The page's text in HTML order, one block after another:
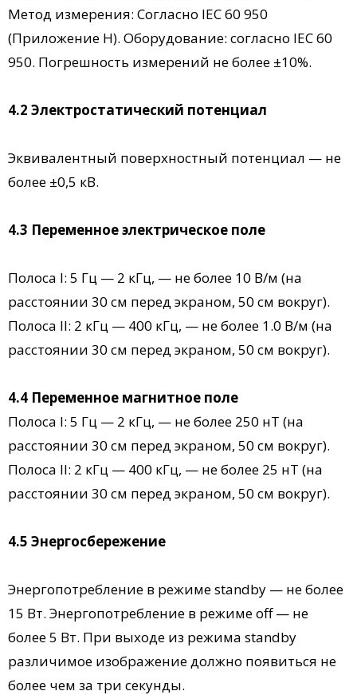
Метод измерения: Согласно IEC 60 950
(Приложение H). Оборудование: согласно IEC 60
950. Погрешность измерений не более ±10%.
4.2 Электростатический потенциал
Эквивалентный поверхностный потенциал — не
более ±0,5 кВ.
4.3 Переменное электрическое поле
Полоса I: 5 Гц — 2 кГц, — не более 10 В/м (на
расстоянии 30 см перед экраном, 50 см вокруг).
Полоса II: 2 кГц — 400 кГц, — не более 1.0 В/м (на
расстоянии 30 см перед экраном, 50 см вокруг).
4.4 Переменное магнитное поле
Полоса I: 5 Гц — 2 кГц, — не более 250 нТ (на
расстоянии 30 см перед экраном, 50 см вокруг).
Полоса II: 2 кГц — 400 кГц, — не более 25 нТ (на
расстоянии 30 см перед экраном, 50 см вокруг).
4.5 Энергосбережение
Энергопотребление в режиме standby — не более
15 Вт. Энергопотребление в режиме off — не
более 5 Вт. При выходе из режима standby
различимое изображение должно появиться не
более чем за три секунды.